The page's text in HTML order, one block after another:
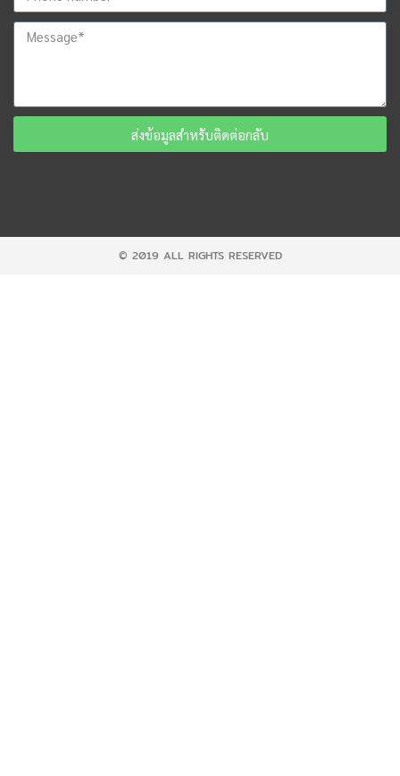
ส่งข้อมูลสำหรับติดต่อกลับ
© 2019 ALL RIGHTS RESERVED​